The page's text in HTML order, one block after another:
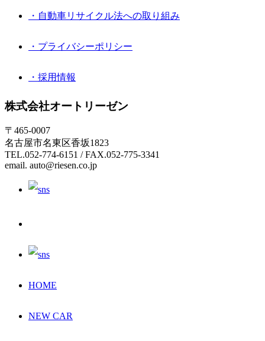
・自動車リサイクル法への取り組み
・プライバシーポリシー
・採用情報
株式会社オートリーゼン
〒465-0007
名古屋市名東区香坂1823
TEL.052-774-6151 / FAX.052-775-3341
email. auto@riesen.co.jp
HOME
NEW CAR